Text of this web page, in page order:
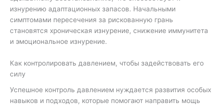
изнурению адаптационных запасов. Начальными
симптомами пересечения за рискованную грань
становятся хроническая изнурение, снижение иммунитета
и эмоциональное изнурение.
Как контролировать давлением, чтобы задействовать его
силу
Успешное контроль давлением нуждается развития особых
навыков и подходов, которые помогают направить мощь